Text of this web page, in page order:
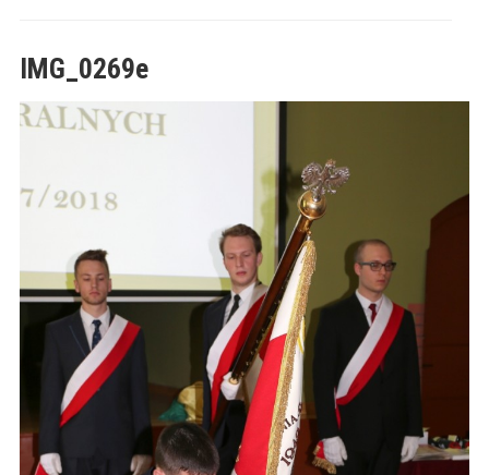
IMG_0269e